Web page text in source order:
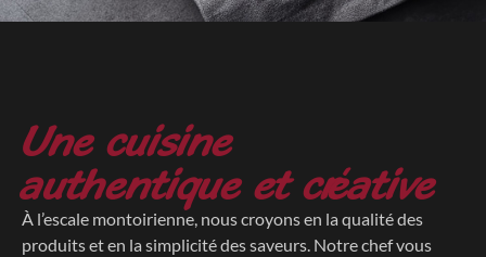
Une cuisine
authentique et créative
À l’escale montoirienne, nous croyons en la qualité des
produits et en la simplicité des saveurs. Notre chef vous